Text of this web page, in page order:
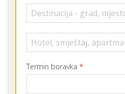
Termin boravka *